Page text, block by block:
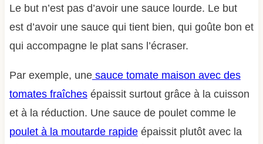
Le but n’est pas d’avoir une sauce lourde. Le but
est d’avoir une sauce qui tient bien, qui goûte bon et
qui accompagne le plat sans l’écraser.
Par exemple, unesauce tomate maison avec des
tomates fraîchesépaissit surtout grâce à la cuisson
et à la réduction. Une sauce de poulet comme le
poulet à la moutarde rapideépaissit plutôt avec la